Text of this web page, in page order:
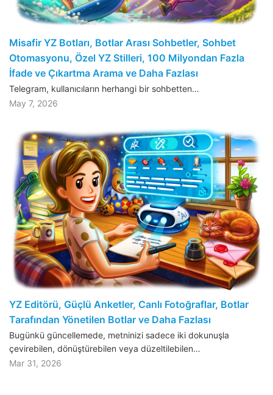
Misafir YZ Botları, Botlar Arası Sohbetler, Sohbet
Otomasyonu, Özel YZ Stilleri, 100 Milyondan Fazla
İfade ve Çıkartma Arama ve Daha Fazlası
Telegram, kullanıcıların herhangi bir sohbetten…
May 7, 2026
YZ Editörü, Güçlü Anketler, Canlı Fotoğraflar, Botlar
Tarafından Yönetilen Botlar ve Daha Fazlası
Bugünkü güncellemede, metninizi sadece iki dokunuşla
çevirebilen, dönüştürebilen veya düzeltilebilen…
Mar 31, 2026